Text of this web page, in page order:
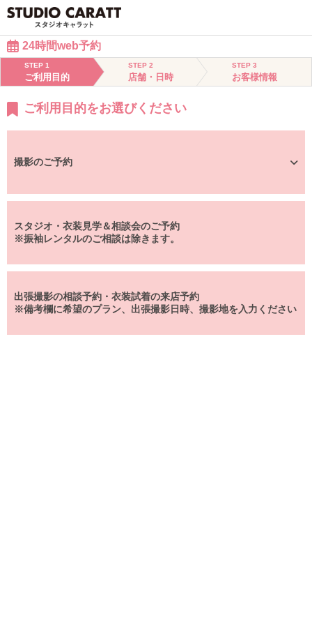
24時間web予約
STEP 1
ご利用目的
STEP 2
店舗・日時
STEP 3
お客様情報
ご利用目的をお選びください
撮影のご予約
スタジオ・衣装見学＆相談会のご予約
※振袖レンタルのご相談は除きます。
出張撮影の相談予約・衣装試着の来店予約
※備考欄に希望のプラン、出張撮影日時、撮影地を入力ください